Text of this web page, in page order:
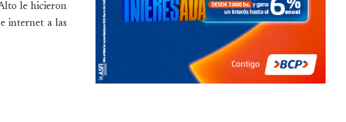
le hicieron
internet a las